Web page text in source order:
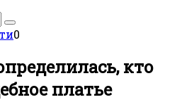
0
кто
платье